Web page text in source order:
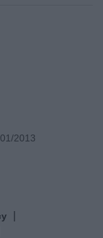
2013